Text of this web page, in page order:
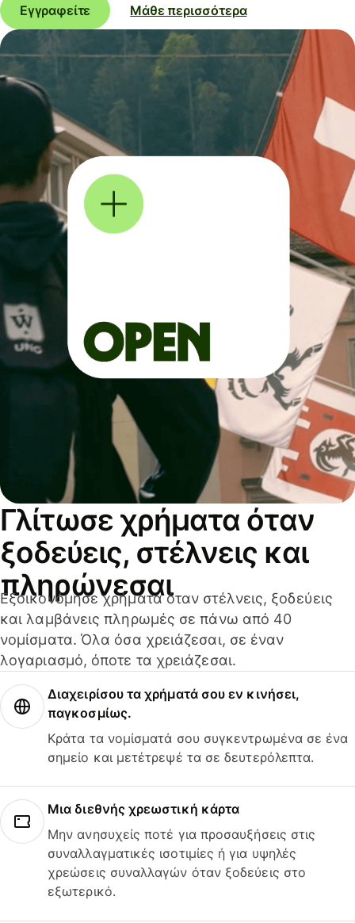
Εγγραφείτε
Μάθε περισσότερα
Γλίτωσε χρήματα όταν
ξοδεύεις, στέλνεις και
πληρώνεσαι
Εξοικονόμησε χρήματα όταν στέλνεις, ξοδεύεις
και λαμβάνεις πληρωμές σε πάνω από 40
νομίσματα. Όλα όσα χρειάζεσαι, σε έναν
λογαριασμό, όποτε τα χρειάζεσαι.
Διαχειρίσου τα χρήματά σου εν κινήσει,
παγκοσμίως.
Κράτα τα νομίσματά σου συγκεντρωμένα σε ένα
σημείο και μετέτρεψέ τα σε δευτερόλεπτα.
Μια διεθνής χρεωστική κάρτα
Μην ανησυχείς ποτέ για προσαυξήσεις στις
συναλλαγματικές ισοτιμίες ή για υψηλές
χρεώσεις συναλλαγών όταν ξοδεύεις στο
εξωτερικό.